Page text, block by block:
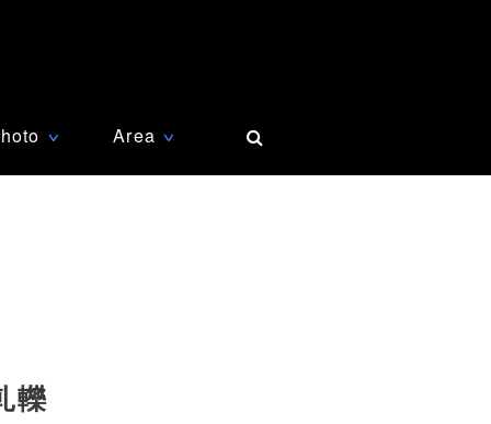
∨ Area ∨
轢